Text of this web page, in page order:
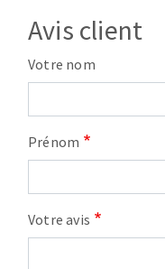
Avis client
Votre nom
Prénom
Votre avis